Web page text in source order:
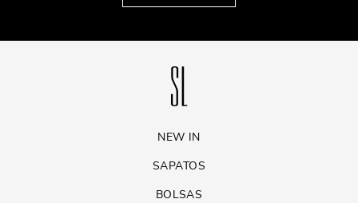
NEW IN
SAPATOS
BOLSAS